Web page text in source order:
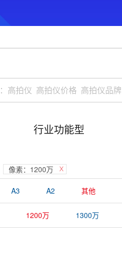
行业功能型
像素：1200万
A3 A2 其他
1200万 1300万